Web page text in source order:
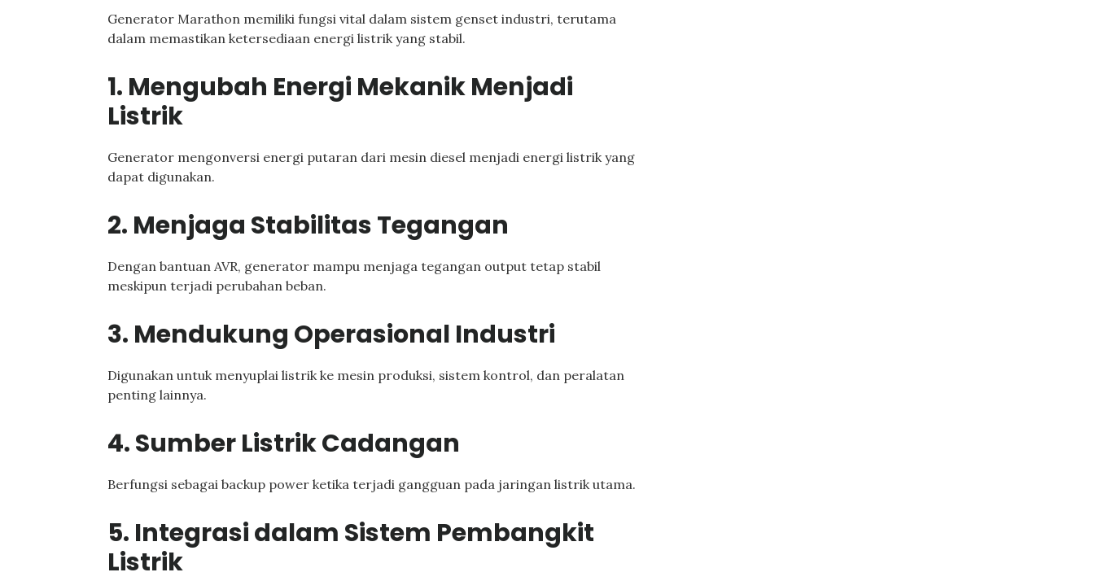
Generator Marathon memiliki fungsi vital dalam sistem genset industri, terutama
dalam memastikan ketersediaan energi listrik yang stabil.
1. Mengubah Energi Mekanik Menjadi
Listrik
Generator mengonversi energi putaran dari mesin diesel menjadi energi listrik yang
dapat digunakan.
2. Menjaga Stabilitas Tegangan
Dengan bantuan AVR, generator mampu menjaga tegangan output tetap stabil
meskipun terjadi perubahan beban.
3. Mendukung Operasional Industri
Digunakan untuk menyuplai listrik ke mesin produksi, sistem kontrol, dan peralatan
penting lainnya.
4. Sumber Listrik Cadangan
Berfungsi sebagai backup power ketika terjadi gangguan pada jaringan listrik utama.
5. Integrasi dalam Sistem Pembangkit
Listrik